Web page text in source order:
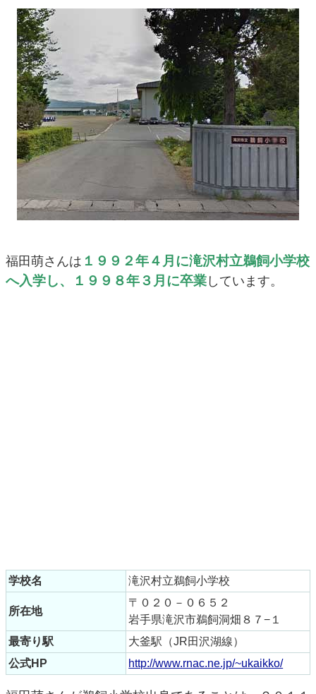
福田萌さんは １９９２年４月に滝沢村立鵜飼小学校
へ入学し、１９９８年３月に卒業 しています。
学校名 滝沢村立鵜飼小学校
所在地
〒０２０－０６５２
岩手県滝沢市鵜飼洞畑８７−１
最寄り駅
大釜駅（JR田沢湖線）
公式HP
http://www.rnac.ne.jp/~ukaikko/